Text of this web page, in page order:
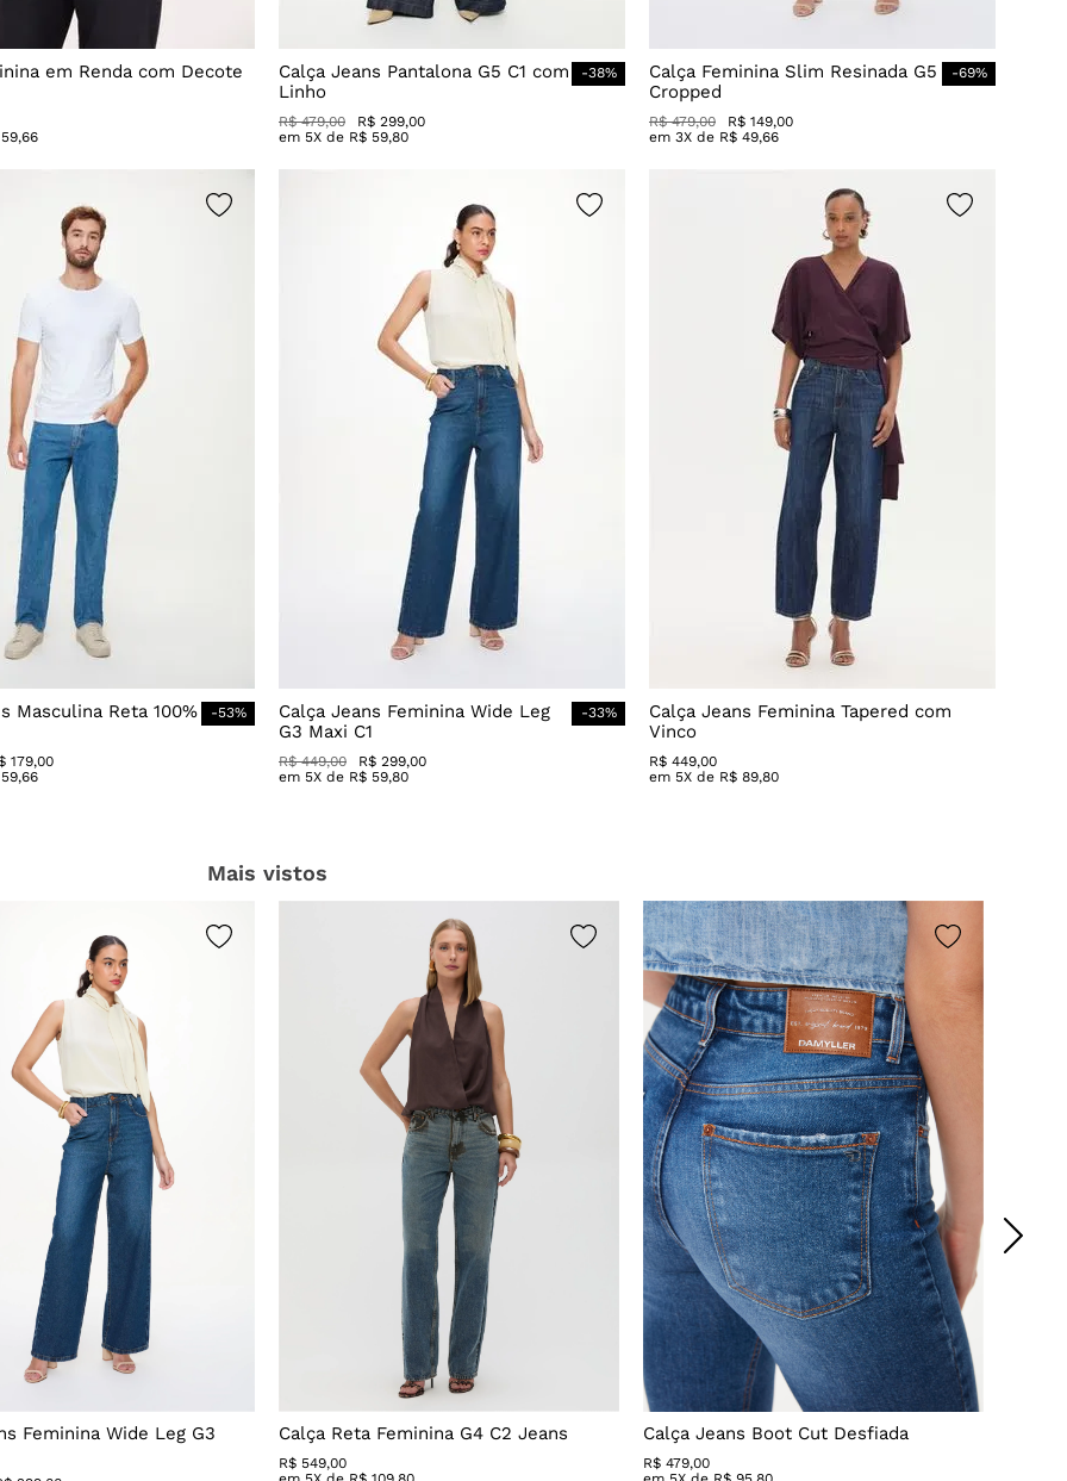
em Renda com Decote
59,66
Calça Jeans Pantalona G5 C1 com
Linho
-38%
R$ 479,00 R$ 299,00
em 5X de R$ 59,80
Calça Feminina Slim Resinada G5
Cropped
-69%
R$ 479,00 R$ 149,00
em 3X de R$ 49,66
Masculina Reta 100% -53%
179,00
59,66
Calça Jeans Feminina Wide Leg
G3 Maxi C1
-33%
R$ 449,00 R$ 299,00
em 5X de R$ 59,80
Calça Jeans Feminina Tapered com
Vinco
R$ 449,00
em 5X de R$ 89,80
Mais vistos
Feminina Wide Leg G3 Calça Reta Feminina G4 C2 Jeans
R$ 549,00
Calça Jeans Boot Cut Desfiada
R$ 479,00